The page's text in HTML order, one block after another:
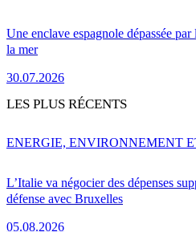
Une enclave espagnole dépassée
la mer
30.07.2026
LES PLUS RÉCENTS
L’Italie va négocier des dépenses
défense avec Bruxelles
05.08.2026
ENERGIE, ENVIRONNEMENT